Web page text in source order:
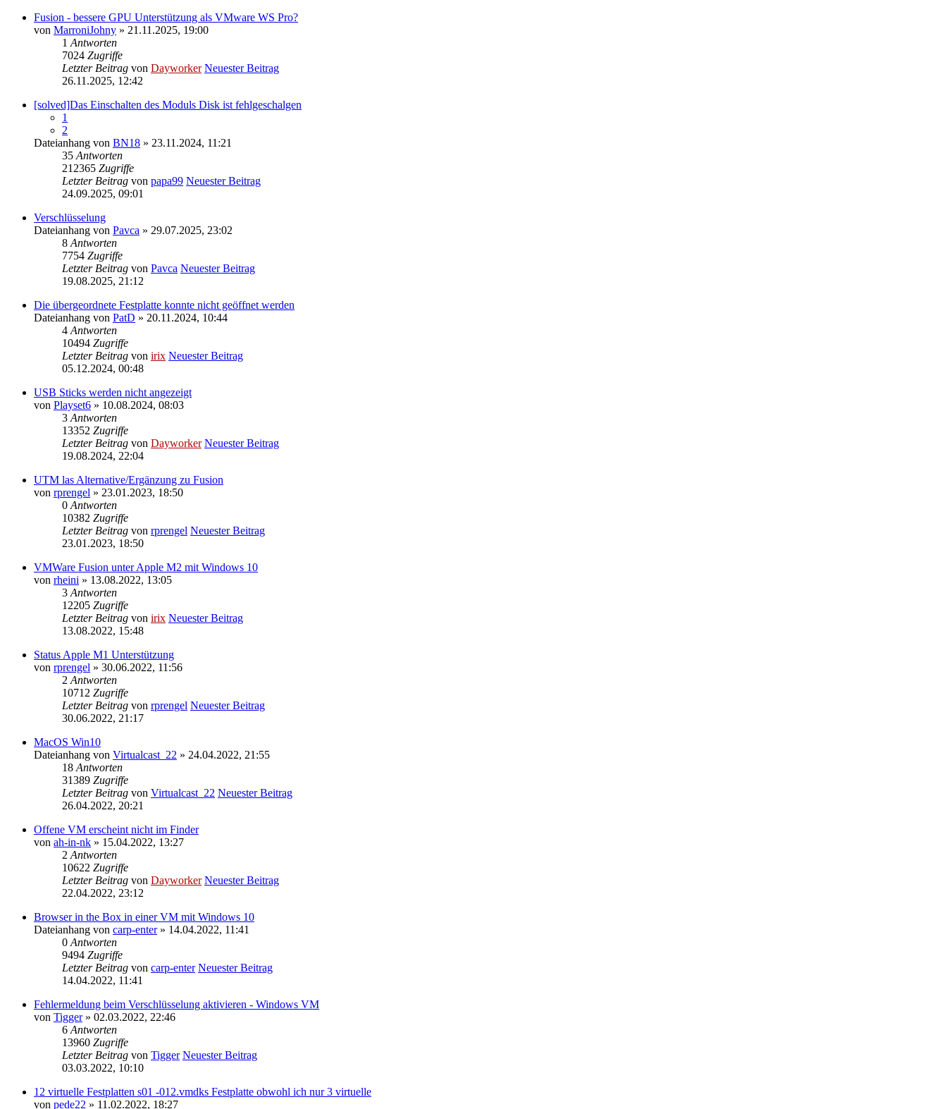
Fusion - bessere GPU Unterstützung als VMware WS Pro?
von MarroniJohny » 21.11.2025, 19:00
1 Antworten
7024 Zugriffe
Letzter Beitrag von Dayworker Neuester Beitrag
26.11.2025, 12:42
[solved]Das Einschalten des Moduls Disk ist fehlgeschalgen
1
2
Dateianhang von BN18 » 23.11.2024, 11:21
35 Antworten
212365 Zugriffe
Letzter Beitrag von papa99 Neuester Beitrag
24.09.2025, 09:01
Verschlüsselung
Dateianhang von Pavca » 29.07.2025, 23:02
8 Antworten
7754 Zugriffe
Letzter Beitrag von Pavca Neuester Beitrag
19.08.2025, 21:12
Die übergeordnete Festplatte konnte nicht geöffnet werden
Dateianhang von PatD » 20.11.2024, 10:44
4 Antworten
10494 Zugriffe
Letzter Beitrag von irix Neuester Beitrag
05.12.2024, 00:48
USB Sticks werden nicht angezeigt
von Playset6 » 10.08.2024, 08:03
3 Antworten
13352 Zugriffe
Letzter Beitrag von Dayworker Neuester Beitrag
19.08.2024, 22:04
UTM las Alternative/Ergänzung zu Fusion
von rprengel » 23.01.2023, 18:50
0 Antworten
10382 Zugriffe
Letzter Beitrag von rprengel Neuester Beitrag
23.01.2023, 18:50
VMWare Fusion unter Apple M2 mit Windows 10
von rheini » 13.08.2022, 13:05
3 Antworten
12205 Zugriffe
Letzter Beitrag von irix Neuester Beitrag
13.08.2022, 15:48
Status Apple M1 Unterstützung
von rprengel » 30.06.2022, 11:56
2 Antworten
10712 Zugriffe
Letzter Beitrag von rprengel Neuester Beitrag
30.06.2022, 21:17
MacOS Win10
Dateianhang von Virtualcast_22 » 24.04.2022, 21:55
18 Antworten
31389 Zugriffe
Letzter Beitrag von Virtualcast_22 Neuester Beitrag
26.04.2022, 20:21
Offene VM erscheint nicht im Finder
von ah-in-nk » 15.04.2022, 13:27
2 Antworten
10622 Zugriffe
Letzter Beitrag von Dayworker Neuester Beitrag
22.04.2022, 23:12
Browser in the Box in einer VM mit Windows 10
Dateianhang von carp-enter» 14.04.2022, 11:41
0 Antworten
9494 Zugriffe
Letzter Beitrag von carp-enter Neuester Beitrag
14.04.2022, 11:41
Fehlermeldung beim Verschlüsselung aktivieren - Windows VM
von Tigger» 02.03.2022, 22:46
6 Antworten
13960 Zugriffe
Letzter Beitrag von Tigger Neuester Beitrag
03.03.2022, 10:10
12 virtuelle Festplatten s01 -012.vmdks Festplatte obwohl ich nur 3 virtuelle
von pede22 » 11.02.2022, 18:27